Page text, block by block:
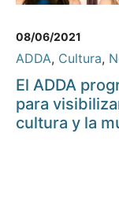
08/06/2021
ADDA, Cultura,
El ADDA
para
cultura y la